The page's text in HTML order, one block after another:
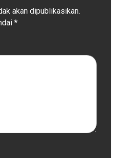
akan dipublikasikan.
*